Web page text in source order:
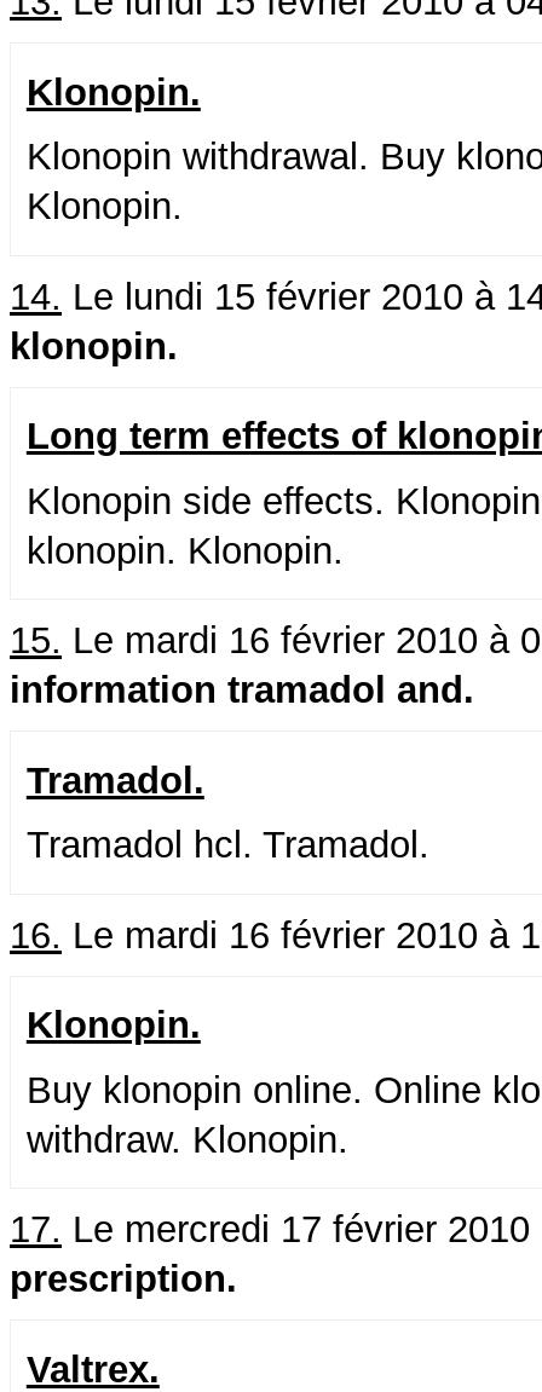
Klonopin.
Klonopin withdrawal. Buy
Klonopin.
14. Le lundi 15 février 2010 à
klonopin.
Long term effects of
Klonopin side effects.
klonopin. Klonopin.
15. Le mardi 16 février 2010 à
information tramadol and.
Tramadol.
Tramadol hcl. Tramadol.
16. Le mardi 16 février 2010 à
Klonopin.
Buy klonopin online. Online
withdraw. Klonopin.
17. Le mercredi 17 février
prescription.
Valtrex.